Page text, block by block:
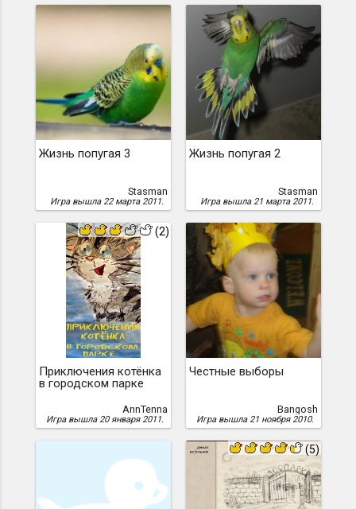
Жизнь попугая 3
Stasman
Игра вышла 22 марта 2011.
Жизнь попугая 2
Stasman
Игра вышла 21 марта 2011.
(2)
Приключения котёнка
в городском парке
AnnTenna
Игра вышла 20 января 2011.
Честные выборы
Bangosh
Игра вышла 21 ноября 2010.
(5)